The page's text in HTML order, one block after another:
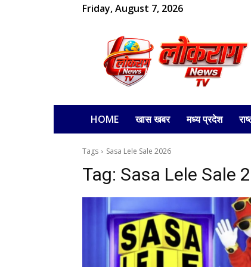
Friday, August 7, 2026
लोकराग
HOME खास खबर मध्य प्रदेश
Tags Sasa Lele Sale 2026
Tag: Sasa Lele Sale